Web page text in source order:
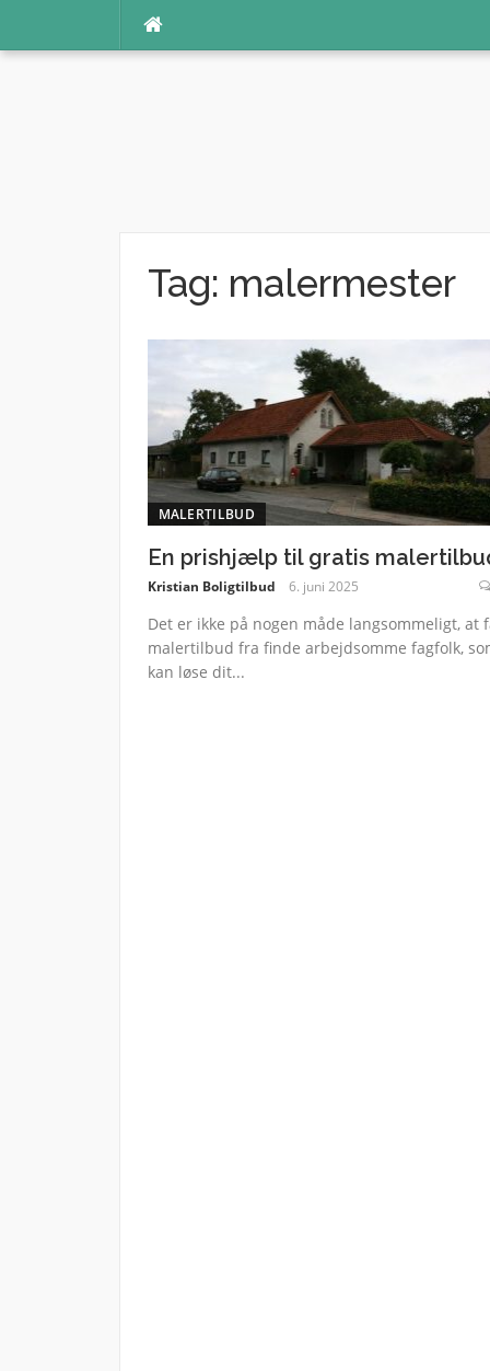
Tag: malermester
MALERTILBUD
En prishjælp til gratis
Kristian Boligtilbud 6. juni 2025
Det er ikke på nogen måde langsommeligt, at
malertilbud fra finde arbejdsomme fagfolk,
kan løse dit...